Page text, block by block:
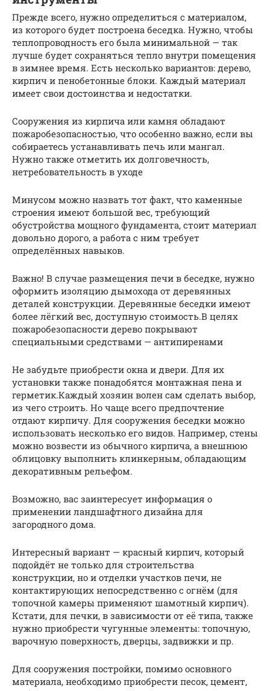
Прежде всего, нужно определиться с материалом,
из которого будет построена беседка. Нужно, чтобы
теплопроводность его была минимальной — так
лучше будет сохраняться тепло внутри помещения
в зимнее время. Есть несколько вариантов: дерево,
кирпич и пенобетонные блоки. Каждый материал
имеет свои достоинства и недостатки.
Сооружения из кирпича или камня обладают
пожаробезопасностью, что особенно важно, если вы
собираетесь устанавливать печь или мангал.
Нужно также отметить их долговечность,
нетребовательность в уходе
Минусом можно назвать тот факт, что каменные
строения имеют большой вес, требующий
обустройства мощного фундамента, стоит материал
довольно дорого, а работа с ним требует
определённых навыков.
Важно! В случае размещения печи в беседке, нужно
оформить изоляцию дымохода от деревянных
деталей конструкции. Деревянные беседки имеют
более лёгкий вес, доступную стоимость.В целях
пожаробезопасности дерево покрывают
специальными средствами — антипиренами
Не забудьте приобрести окна и двери. Для их
установки также понадобятся монтажная пена и
герметик.Каждый хозяин волен сам сделать выбор,
из чего строить. Но чаще всего предпочтение
отдают кирпичу. Для сооружения беседки можно
использовать несколько его видов. Например, стены
можно возвести из обычного кирпича, а внешнюю
облицовку выполнить клинкерным, обладающим
декоративным рельефом.
Возможно, вас заинтересует информация о
применении ландшафтного дизайна для
загородного дома.
Интересный вариант — красный кирпич, который
подойдёт не только для строительства
конструкции, но и отделки участков печи, не
контактирующих непосредственно с огнём (для
топочной камеры применяют шамотный кирпич).
Кстати, для печки, в зависимости от её типа, также
нужно приобрести чугунные элементы: топочную,
варочную поверхность, дверцы, задвижки и пр.
Для сооружения постройки, помимо основного
материала, необходимо приобрести песок, цемент,